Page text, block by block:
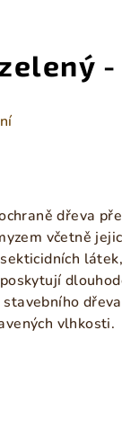
-
dřeva
včetně
vlhkosti.